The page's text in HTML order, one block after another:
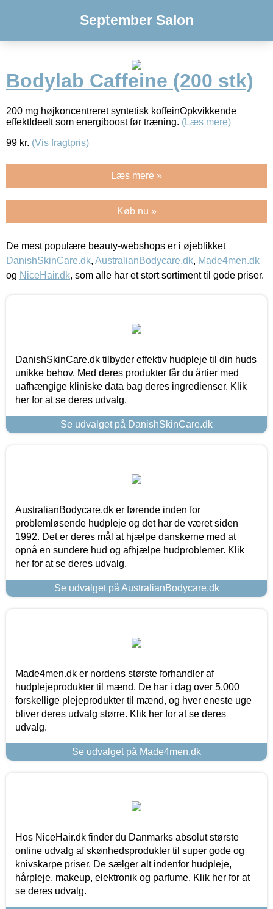
September Salon
Bodylab Caffeine (200 stk)
200 mg højkoncentreret syntetisk koffeinOpkvikkende
effektIdeelt som energiboost før træning. (Læs mere)
99 kr. (Vis fragtpris)
Læs mere »
Køb nu »
De mest populære beauty-webshops er i øjeblikket
DanishSkinCare.dk, AustralianBodycare.dk, Made4men.dk
og NiceHair.dk, som alle har et stort sortiment til gode priser.
DanishSkinCare.dk tilbyder effektiv hudpleje til din huds
unikke behov. Med deres produkter får du årtier med
uafhængige kliniske data bag deres ingredienser. Klik
her for at se deres udvalg.
Se udvalget på DanishSkinCare.dk
AustralianBodycare.dk er førende inden for
problemløsende hudpleje og det har de været siden
1992. Det er deres mål at hjælpe danskerne med at
opnå en sundere hud og afhjælpe hudproblemer. Klik
her for at se deres udvalg.
Se udvalget på AustralianBodycare.dk
Made4men.dk er nordens største forhandler af
hudplejeprodukter til mænd. De har i dag over 5.000
forskellige plejeprodukter til mænd, og hver eneste uge
bliver deres udvalg større. Klik her for at se deres
udvalg.
Se udvalget på Made4men.dk
Hos NiceHair.dk finder du Danmarks absolut største
online udvalg af skønhedsprodukter til super gode og
knivskarpe priser. De sælger alt indenfor hudpleje,
hårpleje, makeup, elektronik og parfume. Klik her for at
se deres udvalg.